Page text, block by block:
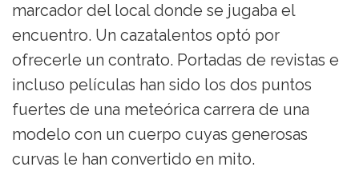
marcador del local donde se jugaba el
encuentro. Un cazatalentos optó por
ofrecerle un contrato. Portadas de revistas e
incluso películas han sido los dos puntos
fuertes de una meteórica carrera de una
modelo con un cuerpo cuyas generosas
curvas le han convertido en mito.